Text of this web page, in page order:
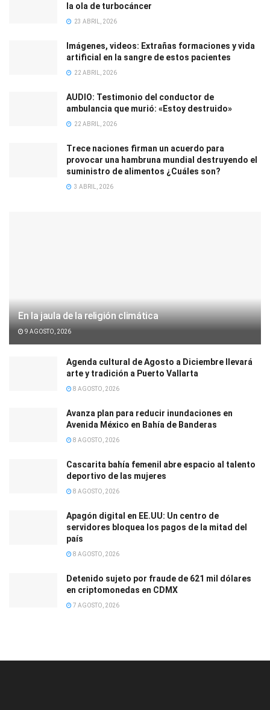
la ola de turbocáncer
23 ABRIL, 2026
Imágenes, videos: Extrañas formaciones y vida
artificial en la sangre de estos pacientes
22 ABRIL, 2026
AUDIO: Testimonio del conductor de
ambulancia que murió: «Estoy destruido»
22 ABRIL, 2026
Trece naciones firman un acuerdo para
provocar una hambruna mundial destruyendo el
suministro de alimentos ¿Cuáles son?
3 ABRIL, 2026
En la jaula de la religión climática
9 AGOSTO, 2026
Agenda cultural de Agosto a Diciembre llevará
arte y tradición a Puerto Vallarta
8 AGOSTO, 2026
Avanza plan para reducir inundaciones en
Avenida México en Bahía de Banderas
8 AGOSTO, 2026
Cascarita bahía femenil abre espacio al talento
deportivo de las mujeres
8 AGOSTO, 2026
Apagón digital en EE.UU: Un centro de
servidores bloquea los pagos de la mitad del
país
8 AGOSTO, 2026
Detenido sujeto por fraude de 621 mil dólares
en criptomonedas en CDMX
7 AGOSTO, 2026